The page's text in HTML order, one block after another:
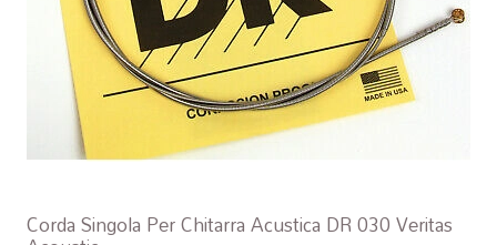
Corda Singola Per Chitarra Acustica DR 030 Veritas